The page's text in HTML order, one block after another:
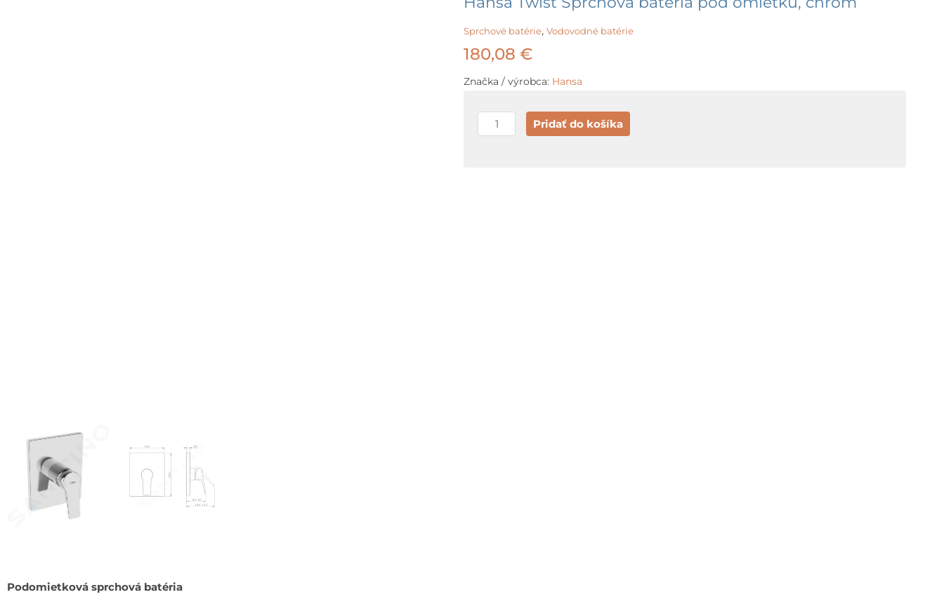
Sprchové batérie, Vodovodné batérie
180,08 €
Značka / výrobca: Hansa
množstvo
Hansa
Pridať do košíka
Podomietková sprchová batéria